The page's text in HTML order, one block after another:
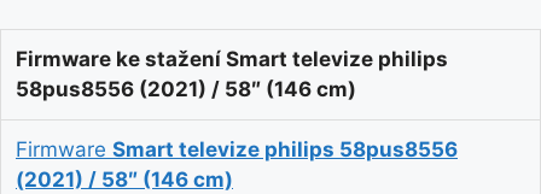
Firmware ke stažení Smart televize philips
58pus8556 (2021) / 58″ (146 cm)
Firmware Smart televize philips 58pus8556
(2021) / 58″ (146 cm)